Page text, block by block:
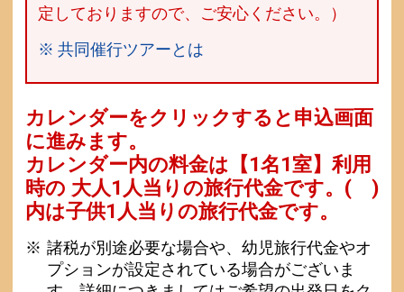
定しておりますので、ご安心ください。）
※ 共同催行ツアーとは
カレンダーをクリックすると申込画面
に進みます。
カレンダー内の料金は 【1名1室】利用
時の 大人1人当りの旅行代金です。 ( )
内は子供1人当りの旅行代金です。
諸税が別途必要な場合や、幼児旅行代金やオ
プションが設定されている場合がございま